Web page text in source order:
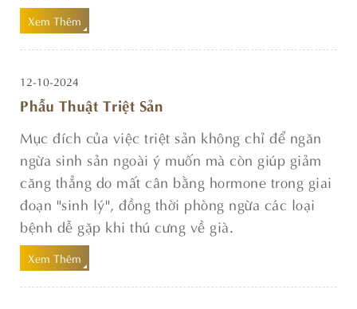
Xem Thêm
12-10-2024
Phẫu Thuật Triệt Sản
Mục đích của việc triệt sản không chỉ để ngăn
ngừa sinh sản ngoài ý muốn mà còn giúp giảm
căng thẳng do mất cân bằng hormone trong giai
đoạn "sinh lý", đồng thời phòng ngừa các loại
bệnh dễ gặp khi thú cưng về già.
Xem Thêm